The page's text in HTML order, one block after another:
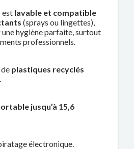
est lavable et compatible
(sprays ou lingettes),
hygiène parfaite, surtout
professionnels.
plastiques recyclés
.
jusqu’à 15,6
électronique.